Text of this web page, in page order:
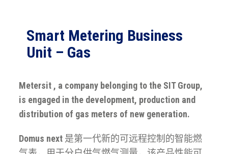
Smart Metering Business
Unit – Gas
Metersit , a company belonging to the SIT Group,
is engaged in the development, production and
distribution of gas meters of new generation.
Domus next 是第一代新的可远程控制的智能燃